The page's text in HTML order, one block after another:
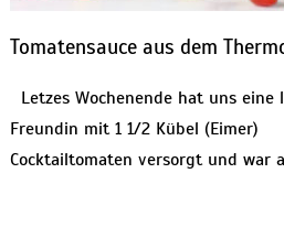
Tomatensauce aus dem
Letzes Wochenende hat uns eine
Freundin mit 1 1/2 Kübel (Eimer)
Cocktailtomaten versorgt und war